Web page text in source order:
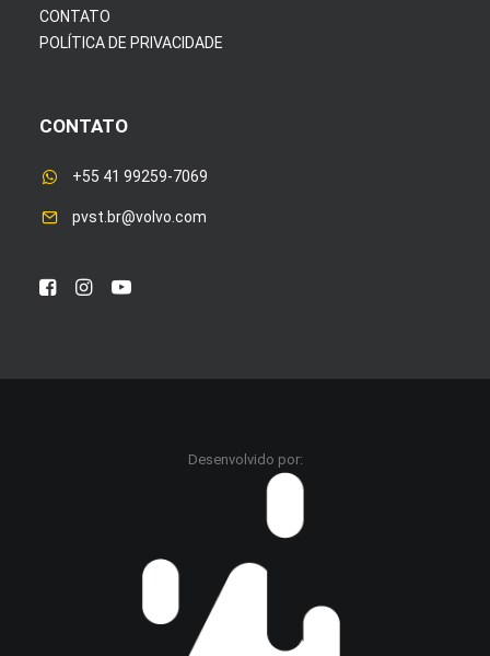
CONTATO
POLÍTICA DE PRIVACIDADE
CONTATO
+55 41 99259-7069
pvst.br@volvo.com
Desenvolvido por: